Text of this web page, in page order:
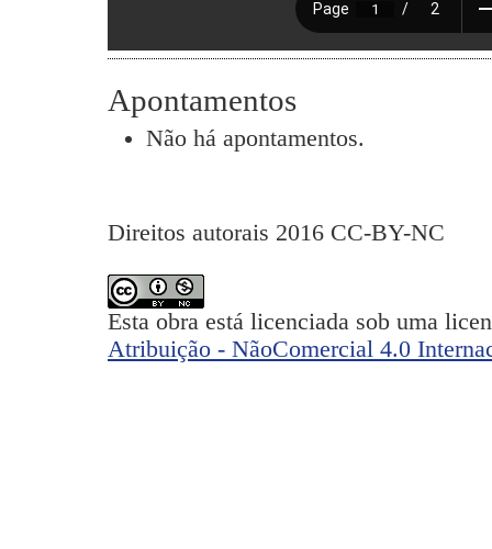
Apontamentos
Não há apontamentos.
Direitos autorais 2016 CC-BY-NC
Esta obra está licenciada sob uma
Atribuição - NãoComercial 4.0